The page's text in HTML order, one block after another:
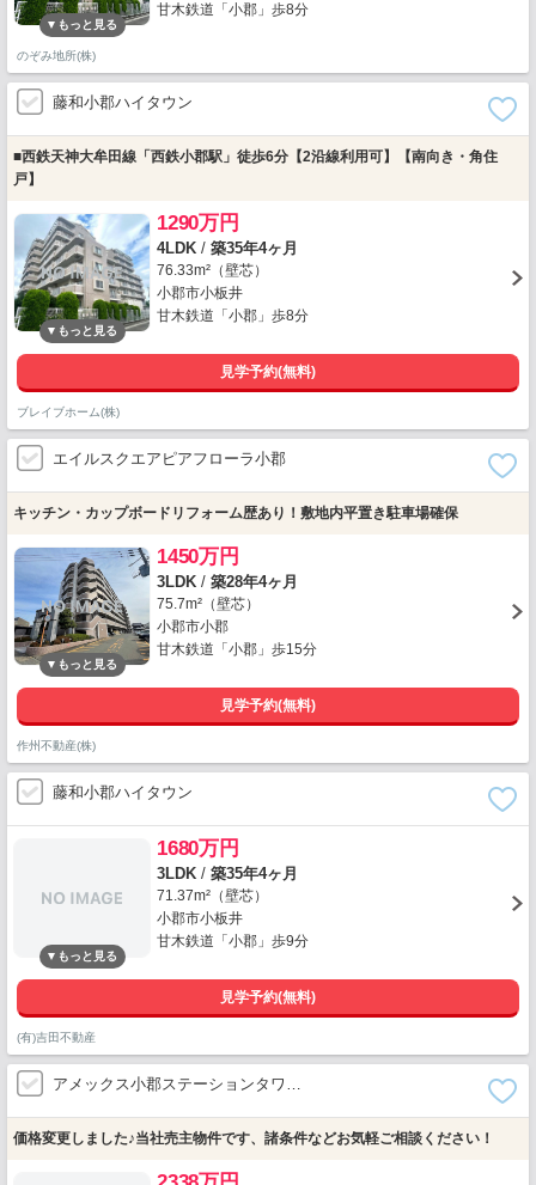
甘木鉄道「小郡」歩8分
のぞみ地所(株)
藤和小郡ハイタウン
■西鉄天神大牟田線「西鉄小郡駅」徒歩6分【2沿線利用可】【南向き・角住
戸】
1290万円
4LDK / 築35年4ヶ月
76.33m²（壁芯）
小郡市小板井
甘木鉄道「小郡」歩8分
見学予約(無料)
ブレイブホーム(株)
エイルスクエアピアフローラ小郡
キッチン・カップボードリフォーム歴あり！敷地内平置き駐車場確保
1450万円
3LDK / 築28年4ヶ月
75.7m²（壁芯）
小郡市小郡
甘木鉄道「小郡」歩15分
見学予約(無料)
作州不動産(株)
藤和小郡ハイタウン
1680万円
3LDK / 築35年4ヶ月
71.37m²（壁芯）
小郡市小板井
甘木鉄道「小郡」歩9分
見学予約(無料)
(有)吉田不動産
アメックス小郡ステーションタワ…
価格変更しました♪当社売主物件です、諸条件などお気軽ご相談ください！